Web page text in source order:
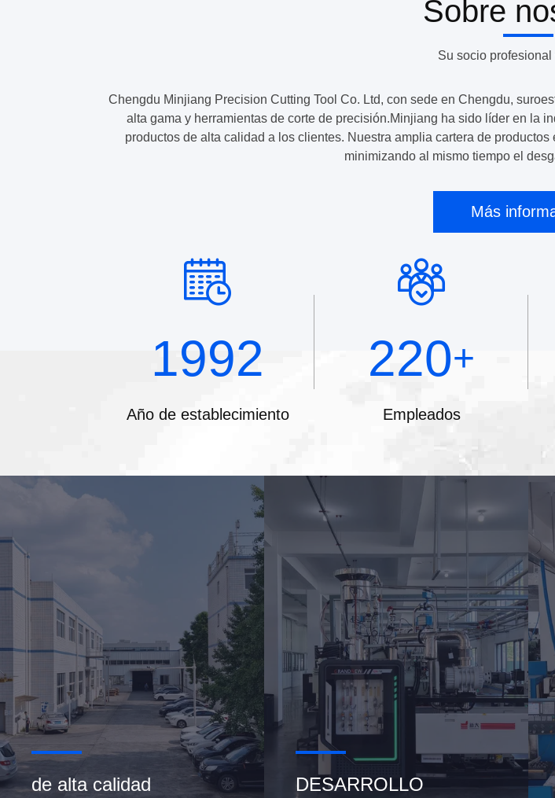
petrolera
Sobre
Su socio profesional
Chengdu Minjiang Precision Cutting Tool Co. Ltd, con sede en Chengdu,
alta gama y herramientas de corte de precisión.Minjiang ha sido líder en la
productos de alta calidad a los clientes. Nuestra amplia cartera de
minimizando al mismo tiempo el
Más
1992
Año de establecimiento
220+
Empleados
de alta calidad DESARROLLO